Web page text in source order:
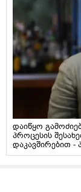
დაიწყო
პროცესის
დაკავშირებით -